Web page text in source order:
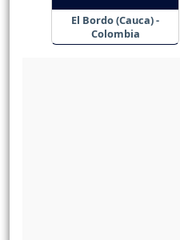
El Bordo (Cauca) -
Colombia